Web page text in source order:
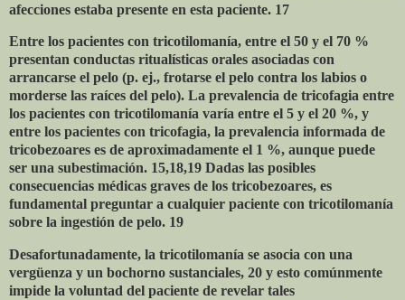
afecciones estaba presente en esta paciente. 17
Entre los pacientes con tricotilomanía, entre el 50 y el 70 %
presentan conductas ritualísticas orales asociadas con
arrancarse el pelo (p. ej., frotarse el pelo contra los labios o
morderse las raíces del pelo). La prevalencia de tricofagia entre
los pacientes con tricotilomanía varía entre el 5 y el 20 %, y
entre los pacientes con tricofagia, la prevalencia informada de
tricobezoares es de aproximadamente el 1 %, aunque puede
ser una subestimación. 15,18,19 Dadas las posibles
consecuencias médicas graves de los tricobezoares, es
fundamental preguntar a cualquier paciente con tricotilomanía
sobre la ingestión de pelo. 19
Desafortunadamente, la tricotilomanía se asocia con una
vergüenza y un bochorno sustanciales, 20 y esto comúnmente
impide la voluntad del paciente de revelar tales